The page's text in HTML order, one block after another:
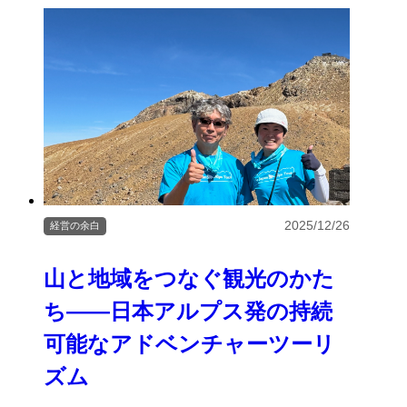
山と地域をつなぐ観光のかた
ち――日本アルプス発の持続
可能なアドベンチャーツーリ
ズム
経営の余白 2025/12/26